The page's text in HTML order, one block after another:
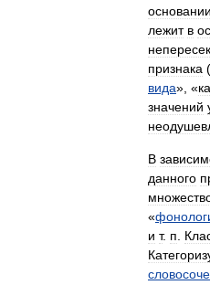
основании
лежит в
признака (
вида», «
значений
В
данного
«
и т. п